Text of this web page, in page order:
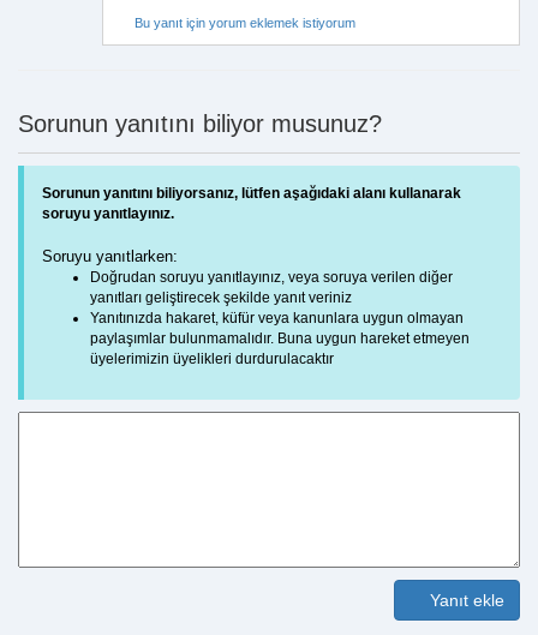
Bu yanıt için yorum eklemek istiyorum
Sorunun yanıtını biliyor musunuz?
Sorunun yanıtını biliyorsanız, lütfen aşağıdaki alanı kullanarak
soruyu yanıtlayınız.
Soruyu yanıtlarken:
Doğrudan soruyu yanıtlayınız, veya soruya verilen diğer
yanıtları geliştirecek şekilde yanıt veriniz
Yanıtınızda hakaret, küfür veya kanunlara uygun olmayan
paylaşımlar bulunmamalıdır. Buna uygun hareket etmeyen
üyelerimizin üyelikleri durdurulacaktır
Yanıt ekle